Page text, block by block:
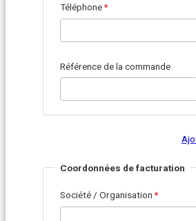
Téléphone
Référence de la commande
Coordonnées de facturation
Société / Organisation